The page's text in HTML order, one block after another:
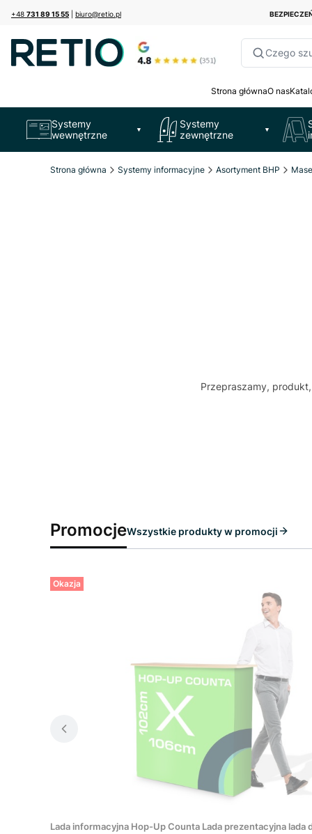
+48 731 89 15 55 biuro@retio.pl
Czego
Strona głównaO nas
Systemy
wewnętrzne
▼
Systemy
zewnętrzne
▼
Strona główna Systemy informacyjne Asortyment BHP
Przepraszamy,
PromocjeWszystkie produkty w promocji
Okazja
Lada informacyjna Hop-Up Counta Lada prezentacyjna